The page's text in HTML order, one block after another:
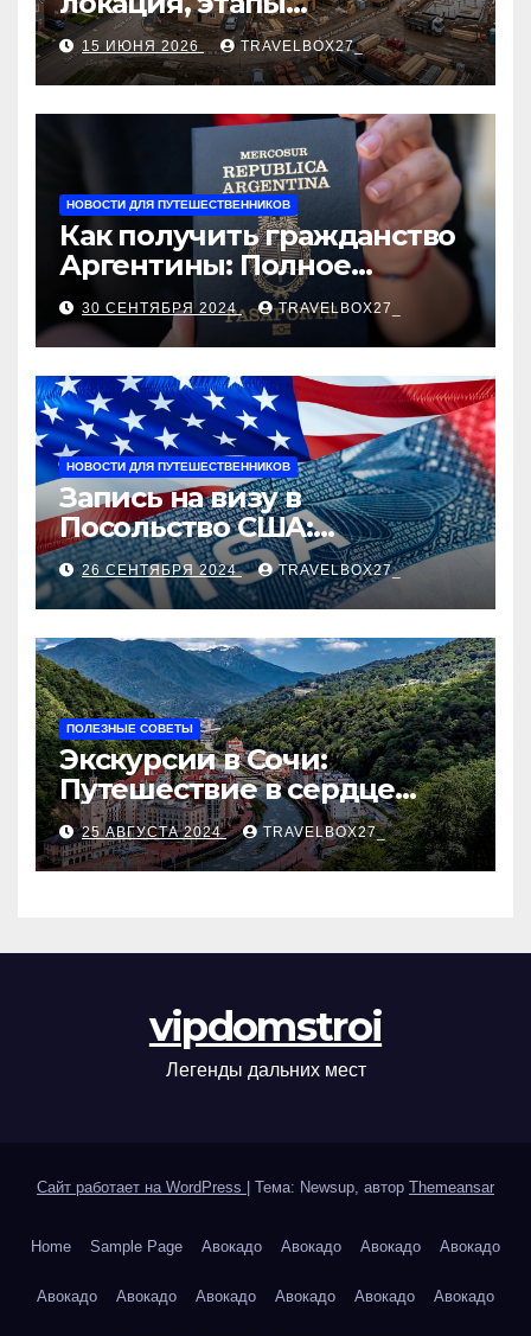
строительства, проверка
застройщика, сценарии
оформления сделки и
рыночные ориентиры
15 ИЮНЯ 2026 TRAVELBOX27_
НОВОСТИ ДЛЯ ПУТЕШЕСТВЕННИКОВ
Как получить гражданство
Аргентины: Полное
руководство
30 СЕНТЯБРЯ 2024 TRAVELBOX27_
НОВОСТИ ДЛЯ ПУТЕШЕСТВЕННИКОВ
Запись на визу в
Посольство США:
Пошаговое руководство
26 СЕНТЯБРЯ 2024 TRAVELBOX27_
ПОЛЕЗНЫЕ СОВЕТЫ
Экскурсии в Сочи:
Путешествие в сердце
Черноморского курорта
25 АВГУСТА 2024 TRAVELBOX27_
vipdomstroi
Легенды дальних мест
Сайт работает на WordPress Тема: Newsup, автор Themeansar
Home Sample Page Авокадо Авокадо Авокадо Авокадо
Авокадо Авокадо Авокадо Авокадо Авокадо Авокадо